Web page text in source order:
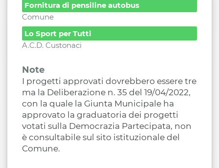
Fornitura di pensiline autobus
Comune
Lo Sport per Tutti
A.C.D. Custonaci
Note
I progetti approvati dovrebbero essere tre
ma la Deliberazione n. 35 del 19/04/2022,
con la quale la Giunta Municipale ha
approvato la graduatoria dei progetti
votati sulla Democrazia Partecipata, non
è consultabile sul sito istituzionale del
Comune.